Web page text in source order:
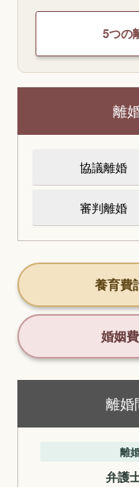
5つの
離
協議離婚
審判離婚
養育費
婚姻
離婚
離
弁護